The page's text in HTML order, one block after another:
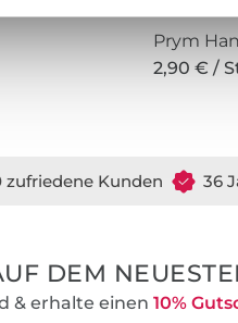
Prym
2,90 € /
zufriedene Kunden 36
DEM
& erhalte einen 10%